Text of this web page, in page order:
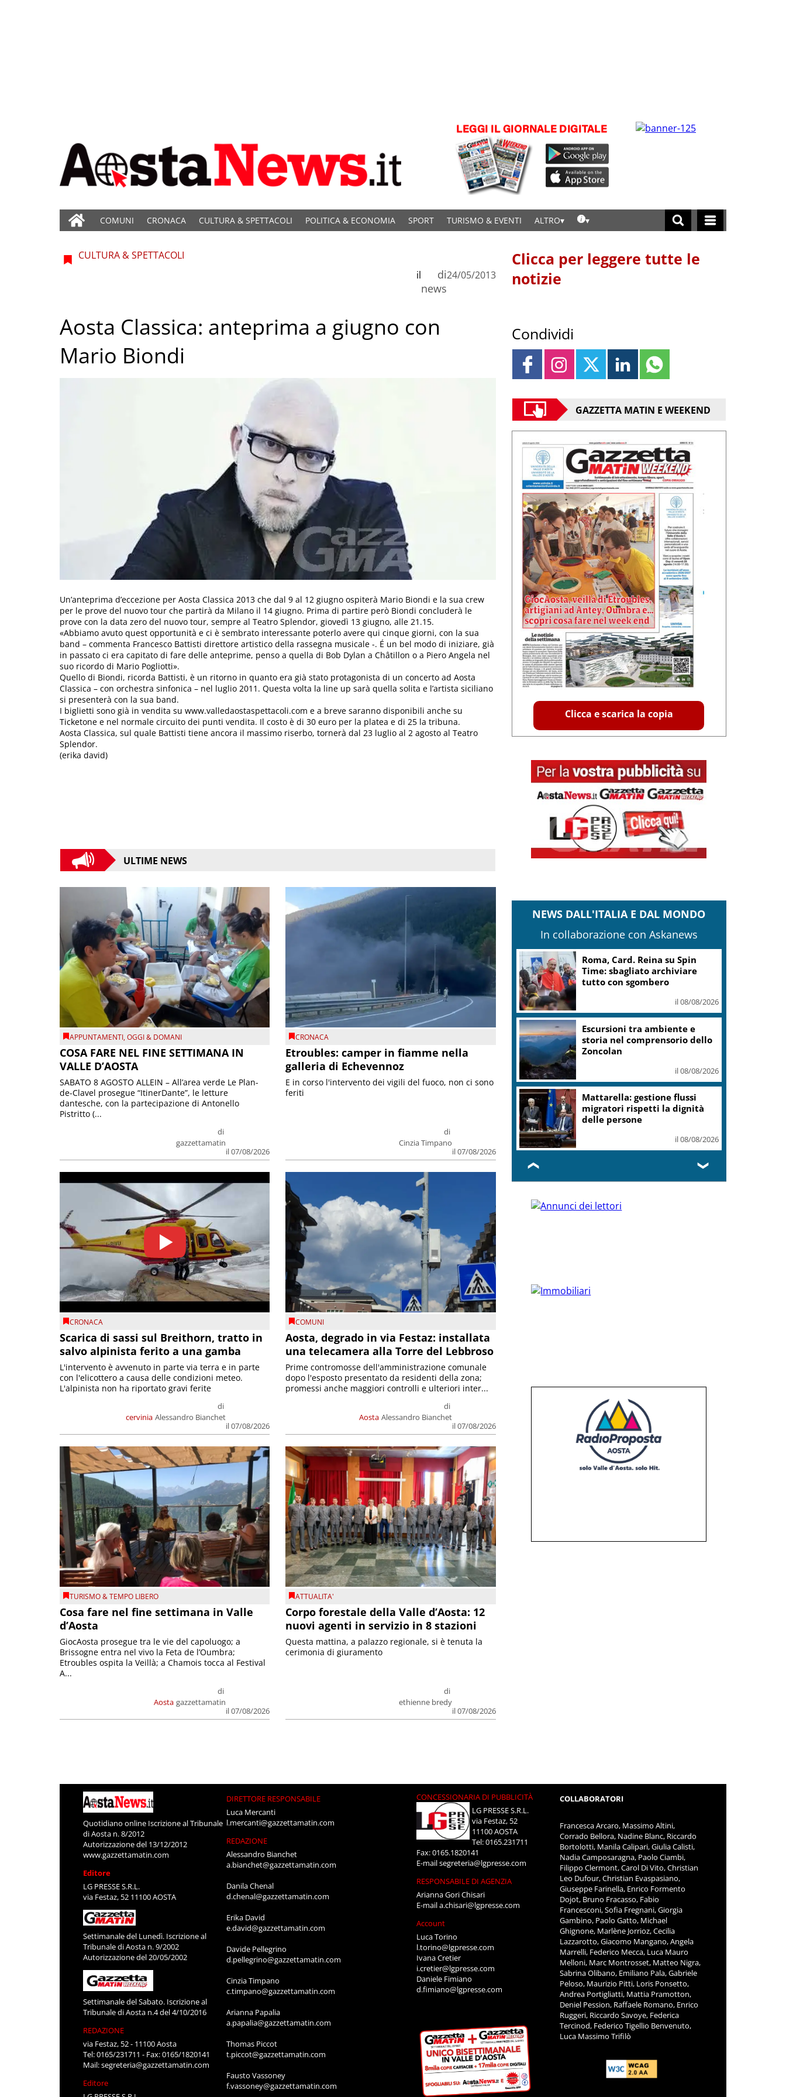
COMUNI CRONACA CULTURA & SPETTACOLI POLITICA & ECONOMIA SPORT TURISMO & EVENTI ALTRO
CULTURA & SPETTACOLI
di
news
il 24/05/2013
Aosta Classica: anteprima a giugno con
Mario Biondi
Un’anteprima d’eccezione per Aosta Classica 2013 che dal 9 al 12 giugno ospiterà Mario Biondi e la sua crew
per le prove del nuovo tour che partirà da Milano il 14 giugno. Prima di partire però Biondi concluderà le
prove con la data zero del nuovo tour, sempre al Teatro Splendor, giovedì 13 giugno, alle 21.15.
«Abbiamo avuto quest opportunità e ci è sembrato interessante poterlo avere qui cinque giorni, con la sua
band – commenta Francesco Battisti direttore artistico della rassegna musicale -. É un bel modo di iniziare, già
in passato ci era capitato di fare delle anteprime, penso a quella di Bob Dylan a Châtillon o a Piero Angela nel
suo ricordo di Mario Pogliotti».
Quello di Biondi, ricorda Battisti, è un ritorno in quanto era già stato protagonista di un concerto ad Aosta
Classica – con orchestra sinfonica – nel luglio 2011. Questa volta la line up sarà quella solita e l’artista siciliano
si presenterà con la sua band.
I biglietti sono già in vendita su www.valledaostaspettacoli.com e a breve saranno disponibili anche su
Ticketone e nel normale circuito dei punti vendita. Il costo è di 30 euro per la platea e di 25 la tribuna.
Aosta Classica, sul quale Battisti tiene ancora il massimo riserbo, tornerà dal 23 luglio al 2 agosto al Teatro
Splendor.
(erika david)
ULTIME NEWS
APPUNTAMENTI,OGGI & DOMANI
COSA FARE NEL FINE SETTIMANA IN
VALLE D’AOSTA
di
gazzettamatin
il 07/08/2026
SABATO 8 AGOSTO ALLEIN – All’area verde Le Plan-
de-Clavel prosegue “ItinerDante”, le letture
dantesche, con la partecipazione di Antonello
Pistritto (...
CRONACA
Etroubles: camper in fiamme nella
galleria di Echevennoz
di
Cinzia Timpano
il 07/08/2026
E in corso l'intervento dei vigili del fuoco, non ci sono
feriti
CRONACA
Scarica di sassi sul Breithorn, tratto in
salvo alpinista ferito a una gamba
cervinia
di
Alessandro Bianchet
il 07/08/2026
L'intervento è avvenuto in parte via terra e in parte
con l'elicottero a causa delle condizioni meteo.
L'alpinista non ha riportato gravi ferite
COMUNI
Aosta, degrado in via Festaz: installata
una telecamera alla Torre del Lebbroso
Aosta
di
Alessandro Bianchet
il 07/08/2026
Prime contromosse dell'amministrazione comunale
dopo l'esposto presentato da residenti della zona;
promessi anche maggiori controlli e ulteriori inter...
TURISMO & TEMPO LIBERO
Cosa fare nel fine settimana in Valle
d’Aosta
Aosta
di
gazzettamatin
il 07/08/2026
GiocAosta prosegue tra le vie del capoluogo; a
Brissogne entra nel vivo la Feta de l’Oumbra;
Etroubles ospita la Veillà; a Chamois tocca al Festival
A...
ATTUALITA'
Corpo forestale della Valle d’Aosta: 12
nuovi agenti in servizio in 8 stazioni
di
ethienne bredy
il 07/08/2026
Questa mattina, a palazzo regionale, si è tenuta la
cerimonia di giuramento
Clicca per leggere tutte le
notizie
Condividi
GAZZETTA MATIN E WEEKEND
Clicca e scarica la copia
NEWS DALL'ITALIA E DAL MONDO
In collaborazione con Askanews
Roma, Card. Reina su Spin
Time: sbagliato archiviare
tutto con sgombero
il 08/08/2026
Escursioni tra ambiente e
storia nel comprensorio dello
Zoncolan
il 08/08/2026
Mattarella: gestione flussi
migratori rispetti la dignità
delle persone
il 08/08/2026
❮ ❯
Quotidiano online Iscrizione al Tribunale
di Aosta n. 8/2012
Autorizzazione del 13/12/2012
www.gazzettamatin.com
Editore
LG PRESSE S.R.L.
via Festaz, 52 11100 AOSTA
Settimanale del Lunedì. Iscrizione al
Tribunale di Aosta n. 9/2002
Autorizzazione del 20/05/2002
Settimanale del Sabato. Iscrizione al
Tribunale di Aosta n.4 del 4/10/2016
REDAZIONE
via Festaz, 52 - 11100 Aosta
Tel: 0165/231711 - Fax: 0165/1820141
Mail:segreteria@gazzettamatin.com
Editore
DIRETTORE RESPONSABILE
Luca Mercanti
l.mercanti@gazzettamatin.com
REDAZIONE
Alessandro Bianchet
a.bianchet@gazzettamatin.com
Danila Chenal
d.chenal@gazzettamatin.com
Erika David
e.david@gazzettamatin.com
Davide Pellegrino
d.pellegrino@gazzettamatin.com
Cinzia Timpano
c.timpano@gazzettamatin.com
Arianna Papalia
a.papalia@gazzettamatin.com
Thomas Piccot
t.piccot@gazzettamatin.com
Fausto Vassoney
f.vassoney@gazzettamatin.com
CONCESSIONARIA DI PUBBLICITÀ
LG PRESSE S.R.L.
via Festaz, 52
11100 AOSTA
Tel: 0165.231711
Fax: 0165.1820141
E-mailsegreteria@lgpresse.com
RESPONSABILE DI AGENZIA
Arianna Gori Chisari
E-maila.chisari@lgpresse.com
Account
Luca Torino
l.torino@lgpresse.com
Ivana Cretier
i.cretier@lgpresse.com
Daniele Fimiano
d.fimiano@lgpresse.com
COLLABORATORI
Francesca Arcaro, Massimo Altini,
Corrado Bellora, Nadine Blanc, Riccardo
Bortolotti, Manila Calipari, Giulia Calisti,
Nadia Camposaragna, Paolo Ciambi,
Filippo Clermont, Carol Di Vito, Christian
Leo Dufour, Christian Evaspasiano,
Giuseppe Farinella, Enrico Formento
Dojot, Bruno Fracasso, Fabio
Francesconi, Sofia Fregnani, Giorgia
Gambino, Paolo Gatto, Michael
Ghignone, Marlène Jorrioz, Cecilia
Lazzarotto, Giacomo Mangano, Angela
Marrelli, Federico Mecca, Luca Mauro
Melloni, Marc Montrosset, Matteo Nigra,
Sabrina Olibano, Emiliano Pala, Gabriele
Peloso, Maurizio Pitti, Loris Ponsetto,
Andrea Portigliatti, Mattia Pramotton,
Deniel Pession, Raffaele Romano, Enrico
Ruggeri, Riccardo Savoye, Federica
Tercinod, Federico Tigellio Benvenuto,
Luca Massimo Trifilò